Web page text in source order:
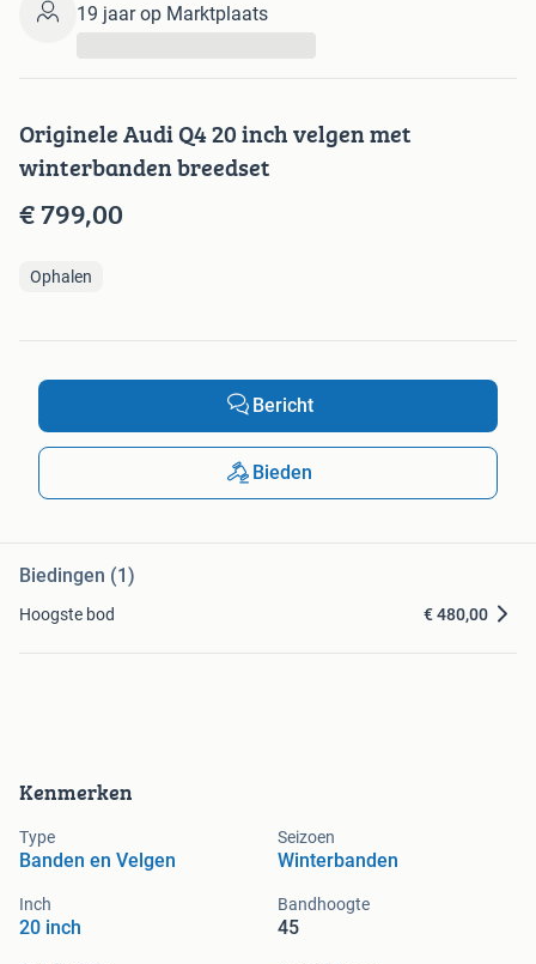
Kenmerken
Type
Banden en Velgen
Seizoen
Winterbanden
Inch
20 inch
Bandhoogte
45
Originele Audi Q4 20 inch velgen met
winterbanden breedset
€ 799,00
Ophalen
19 jaar op Marktplaats
Bericht
Bieden
Biedingen (1)
Hoogste bod € 480,00